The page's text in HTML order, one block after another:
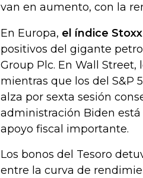
van en aumento, con la
En Europa, el índice
positivos del gigante
Group Plc. En Wall Street,
mientras que los del S&P
alza por sexta sesión
administración Biden
apoyo fiscal importante.
Los bonos del Tesoro
entre la curva de